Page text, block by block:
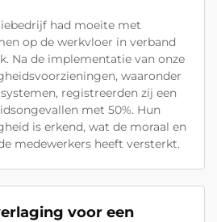
had moeite met
op de werkvloer in verband
Na de implementatie van onze
waaronder
registreerden zij een
met 50%. Hun
is erkend, wat de moraal en
medewerkers heeft versterkt.
voor een